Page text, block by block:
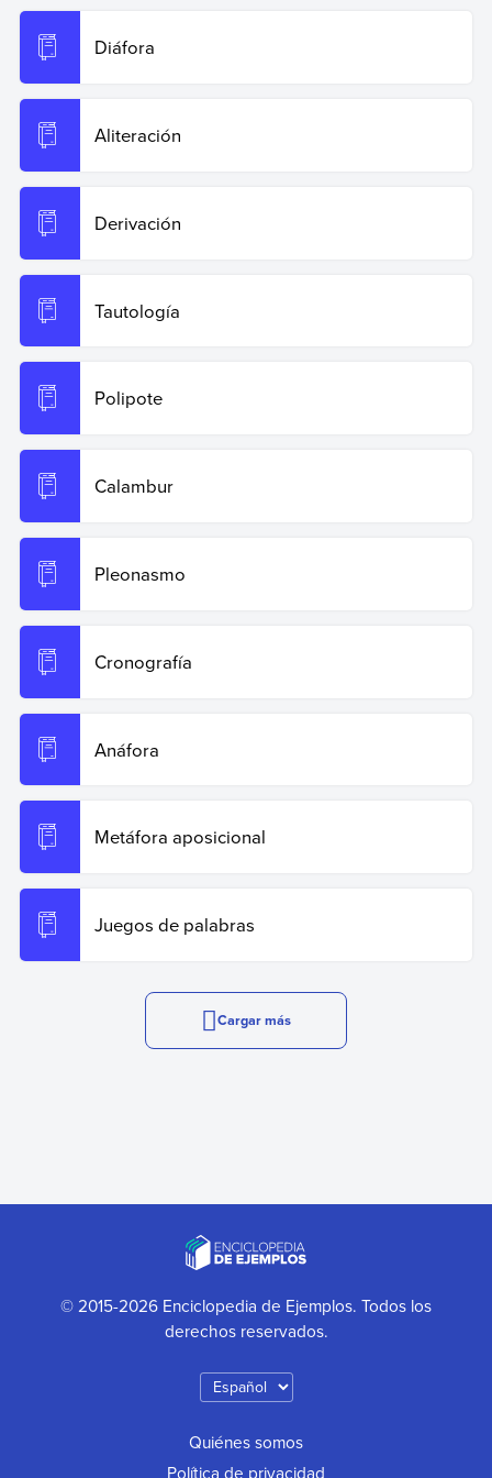
Diáfora
Aliteración
Derivación
Tautología
Polipote
Calambur
Pleonasmo
Cronografía
Anáfora
Metáfora aposicional
Juegos de palabras
Cargar más
© 2015-2026 Enciclopedia de Ejemplos. Todos los
derechos reservados.
Quiénes somos
Política de privacidad